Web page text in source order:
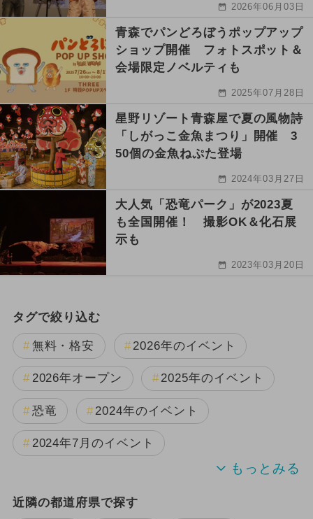
2026年06月03日
青森でパンどろぼうポップアップ
ショップ開催 フォトスポット＆
会場限定ノベルティも
2025年07月28日
星野リゾート青森屋で夏の風物詩
「しがっこ金魚まつり」開催 3
50個の金魚ねぷた登場
2024年03月27日
大人気「恐竜パーク」が2023夏
も全国開催！ 撮影OK＆化石展
示も
2023年03月20日
タグで絞り込む
無料・格安 2026年のイベント
2026年オープン 2025年のイベント
恐竜 2024年のイベント
2024年7月のイベント
2025年11月のイベント
近隣の都道府県で探す